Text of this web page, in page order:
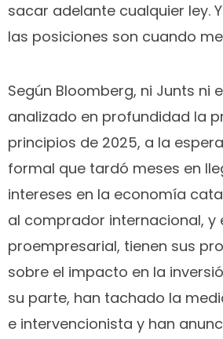
sacar adelante cualquier ley.
las posiciones son cuando
Según Bloomberg, ni Junts ni
analizado en profundidad la
principios de 2025, a la
formal que tardó meses en
intereses en la economía
al comprador internacional, y
proempresarial, tienen sus
sobre el impacto en la
su parte, han tachado la
e intervencionista y han